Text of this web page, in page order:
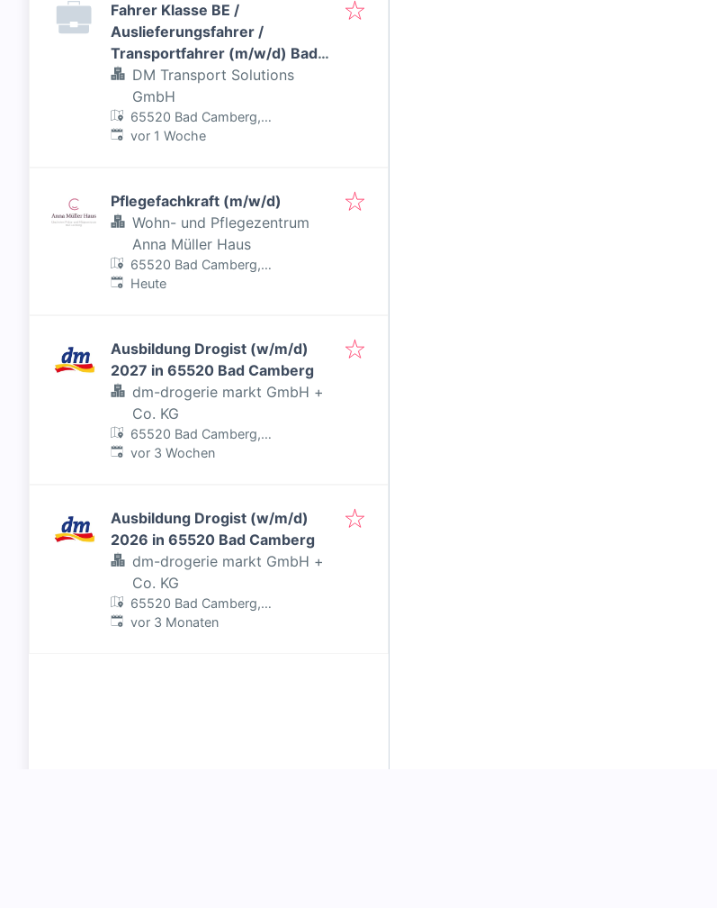
Fahrer Klasse BE /
Auslieferungsfahrer /
Transportfahrer (m/w/d) Bad
Camberg
DM Transport Solutions
GmbH
65520 Bad Camberg,
Deutschland
Veröffentlicht:
vor 1 Woche
Pflegefachkraft (m/w/d)
Wohn- und Pflegezentrum
Anna Müller Haus
65520 Bad Camberg,
Deutschland
Veröffentlicht
Heute
Ausbildung Drogist (w/m/d)
2027 in 65520 Bad Camberg
dm-drogerie markt GmbH +
Co. KG
65520 Bad Camberg,
Deutschland
Veröffentlicht:
vor 3 Wochen
Ausbildung Drogist (w/m/d)
2026 in 65520 Bad Camberg
dm-drogerie markt GmbH +
Co. KG
65520 Bad Camberg,
Deutschland
Veröffentlicht:
vor 3 Monaten